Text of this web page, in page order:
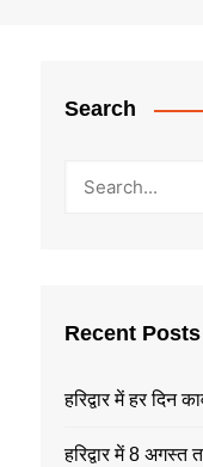
Search
Recent Posts
हरिद्वार में हर दिन
हरिद्वार में 8 अगस्त